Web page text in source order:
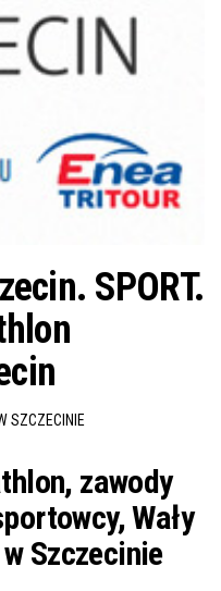
SPORT.
SZCZECINIE
zawody
Wały
Szczecinie